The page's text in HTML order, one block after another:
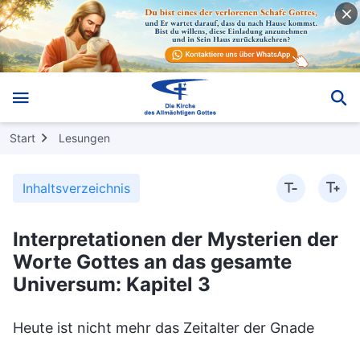
Start Lesungen
Inhaltsverzeichnis
Interpretationen der Mysterien der
Worte Gottes an das gesamte
Universum: Kapitel 3
Heute ist nicht mehr das Zeitalter der Gnade